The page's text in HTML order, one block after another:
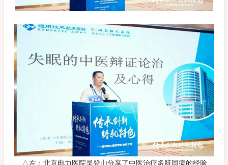
△左：北京电力医院吴登山分享了中医治疗多脏同病的经验